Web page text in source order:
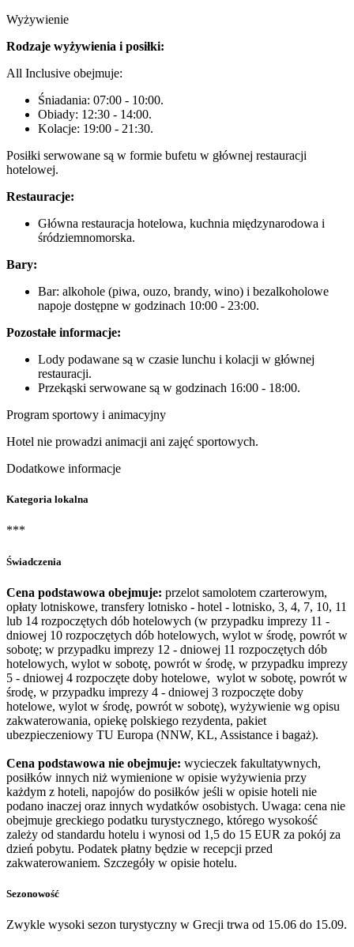
Wyżywienie
Rodzaje wyżywienia i posiłki:
All Inclusive obejmuje:
Śniadania: 07:00 - 10:00.
Obiady: 12:30 - 14:00.
Kolacje: 19:00 - 21:30.
Posiłki serwowane są w formie bufetu w głównej restauracji
hotelowej.
Restauracje:
Główna restauracja hotelowa, kuchnia międzynarodowa i
śródziemnomorska.
Bary:
Bar: alkohole (piwa, ouzo, brandy, wino) i bezalkoholowe
napoje dostępne w godzinach 10:00 - 23:00.
Pozostałe informacje:
Lody podawane są w czasie lunchu i kolacji w głównej
restauracji.
Przekąski serwowane są w godzinach 16:00 - 18:00.
Program sportowy i animacyjny
Hotel nie prowadzi animacji ani zajęć sportowych.
Dodatkowe informacje
Kategoria lokalna
***
Świadczenia
Cena podstawowa obejmuje: przelot samolotem czarterowym,
opłaty lotniskowe, transfery lotnisko - hotel - lotnisko, 3, 4, 7, 10, 11
lub 14 rozpoczętych dób hotelowych (w przypadku imprezy 11 -
dniowej 10 rozpoczętych dób hotelowych, wylot w środę, powrót w
sobotę; w przypadku imprezy 12 - dniowej 11 rozpoczętych dób
hotelowych, wylot w sobotę, powrót w środę, w przypadku imprezy
5 - dniowej 4 rozpoczęte doby hotelowe, wylot w sobotę, powrót w
środę, w przypadku imprezy 4 - dniowej 3 rozpoczęte doby
hotelowe, wylot w środę, powrót w sobotę), wyżywienie wg opisu
zakwaterowania, opiekę polskiego rezydenta, pakiet
ubezpieczeniowy TU Europa (NNW, KL, Assistance i bagaż).
Cena podstawowa nie obejmuje: wycieczek fakultatywnych,
posiłków innych niż wymienione w opisie wyżywienia przy
każdym z hoteli, napojów do posiłków jeśli w opisie hoteli nie
podano inaczej oraz innych wydatków osobistych. Uwaga: cena nie
obejmuje greckiego podatku turystycznego, którego wysokość
zależy od standardu hotelu i wynosi od 1,5 do 15 EUR za pokój za
dzień pobytu. Podatek płatny będzie w recepcji przed
zakwaterowaniem. Szczegóły w opisie hotelu.
Sezonowość
Zwykle wysoki sezon turystyczny w Grecji trwa od 15.06 do 15.09.